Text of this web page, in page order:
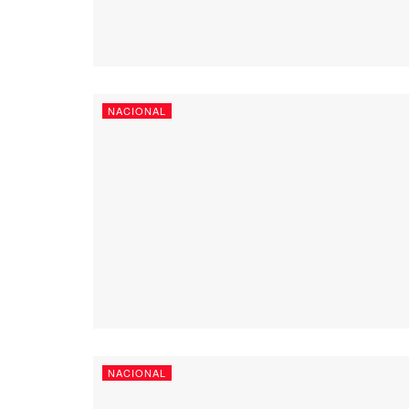
NACIONAL
NACIONAL